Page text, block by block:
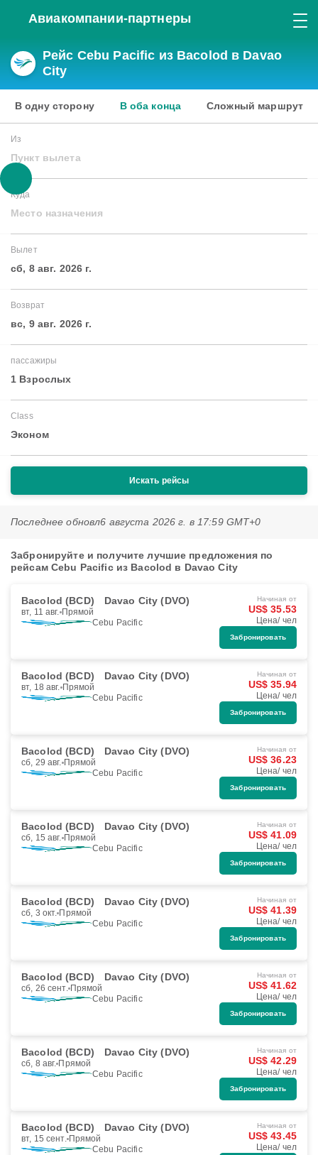
Авиакомпании-партнеры
Рейс Cebu Pacific из Bacolod в Davao
City
В одну сторону В оба конца Сложный маршрут
Из
Пункт вылета
Куда
Место назначения
Вылет
сб, 8 авг. 2026 г.
Возврат
вс, 9 авг. 2026 г.
пассажиры
1 Взрослых
Class
Эконом
Искать рейсы
Последнее обновл6 августа 2026 г. в 17:59 GMT+0
Забронируйте и получите лучшие предложения по
рейсам Cebu Pacific из Bacolod в Davao City
Bacolod (BCD) Davao City (DVO)
вт, 11 авг. Прямой
Cebu Pacific
Начиная от
US$ 35.53
Цена/ чел
Забронировать
Bacolod (BCD) Davao City (DVO)
вт, 18 авг. Прямой
Cebu Pacific
Начиная от
US$ 35.94
Цена/ чел
Забронировать
Bacolod (BCD) Davao City (DVO)
сб, 29 авг. Прямой
Cebu Pacific
Начиная от
US$ 36.23
Цена/ чел
Забронировать
Bacolod (BCD) Davao City (DVO)
сб, 15 авг. Прямой
Cebu Pacific
Начиная от
US$ 41.09
Цена/ чел
Забронировать
Bacolod (BCD) Davao City (DVO)
сб, 3 окт. Прямой
Cebu Pacific
Начиная от
US$ 41.39
Цена/ чел
Забронировать
Bacolod (BCD) Davao City (DVO)
сб, 26 сент. Прямой
Cebu Pacific
Начиная от
US$ 41.62
Цена/ чел
Забронировать
Bacolod (BCD) Davao City (DVO)
сб, 8 авг. Прямой
Cebu Pacific
Начиная от
US$ 42.29
Цена/ чел
Забронировать
Bacolod (BCD) Davao City (DVO)
вт, 15 сент. Прямой
Cebu Pacific
Начиная от
US$ 43.45
Цена/ чел